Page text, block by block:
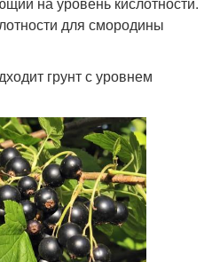
для смородины
грунт с уровнем